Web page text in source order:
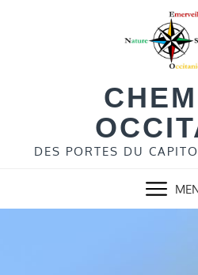
DES PORTES DU